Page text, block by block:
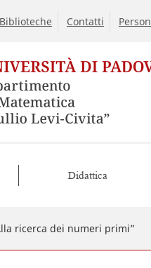
Biblioteche Contatti
Didattica
ricerca dei numeri primi”